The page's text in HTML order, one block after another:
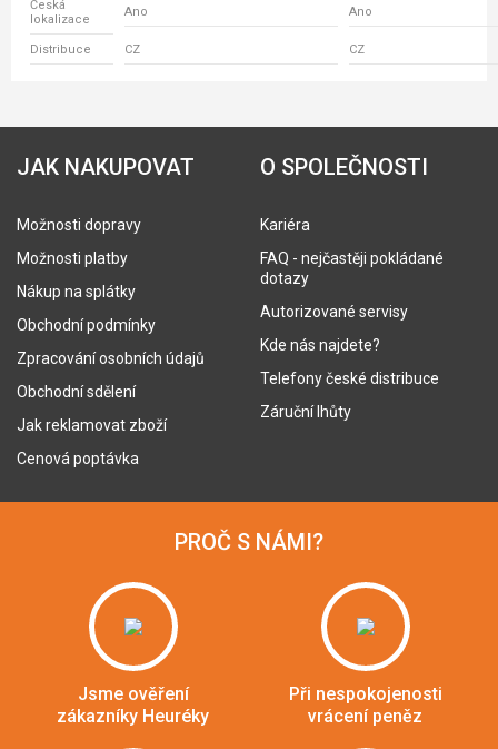
Česká
lokalizace
Ano Ano
Distribuce CZ CZ
JAK NAKUPOVAT
Možnosti dopravy
Možnosti platby
Nákup na splátky
Obchodní podmínky
Zpracování osobních údajů
Obchodní sdělení
Jak reklamovat zboží
Cenová poptávka
O SPOLEČNOSTI
Kariéra
FAQ - nejčastěji pokládané
dotazy
Autorizované servisy
Kde nás najdete?
Telefony české distribuce
Záruční lhůty
PROČ S NÁMI?
Jsme ověření
zákazníky Heuréky
Při nespokojenosti
vrácení peněz